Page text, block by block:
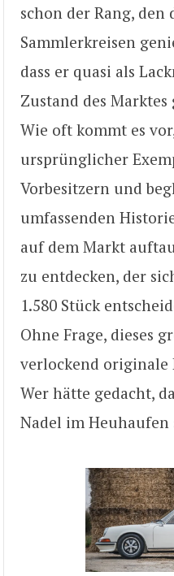
schon der Rang, den
Sammlerkreisen
dass er quasi als
Zustand des Marktes
Wie oft kommt es
ursprünglicher
Vorbesitzern und
umfassenden
auf dem Markt
zu entdecken, der
1.580 Stück
Ohne Frage, dieses
verlockend originale
Wer hätte gedacht,
Nadel im Heuhaufen